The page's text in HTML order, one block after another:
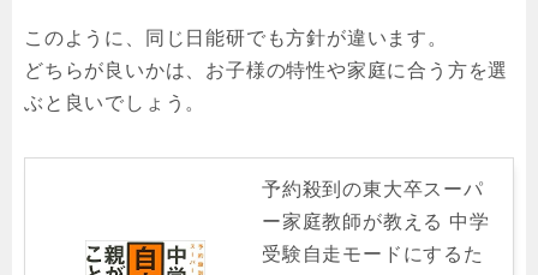
このように、同じ日能研でも方針が違います。
どちらが良いかは、お子様の特性や家庭に合う方を選
ぶと良いでしょう。
予約殺到の東大卒スーパ
ー家庭教師が教える 中学
受験自走モードにするた